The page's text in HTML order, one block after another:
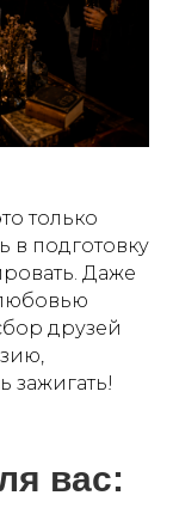
только
в подготовку
Даже
друзей
зажигать!
вас: